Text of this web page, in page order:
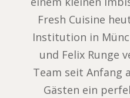
Fresh Cuisine
Institution in
und Felix Runge
Team seit Anfang
Gästen ein